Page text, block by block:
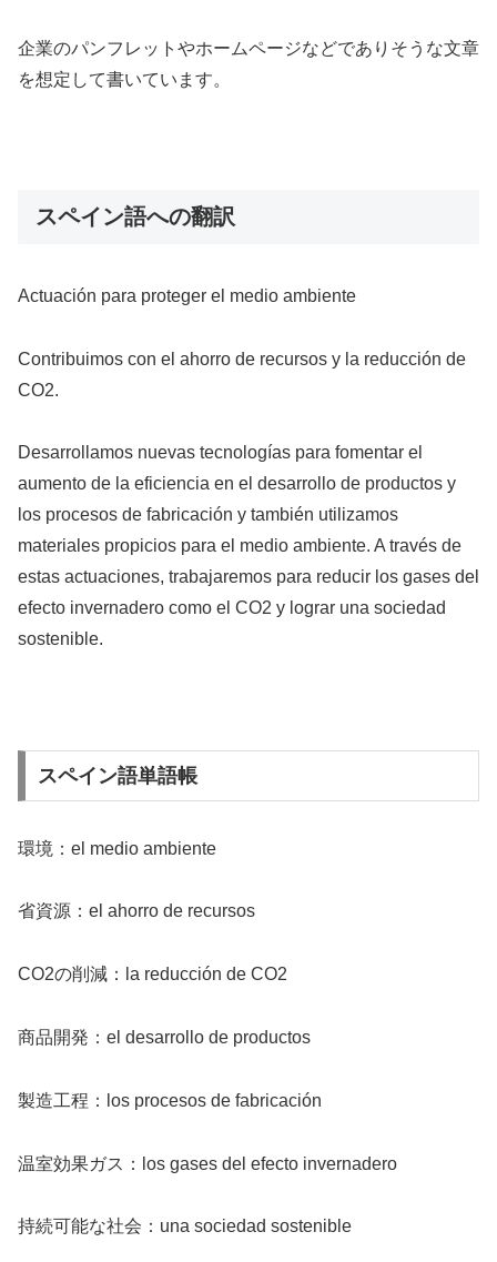
企業のパンフレットやホームページなどでありそうな文章
を想定して書いています。
スペイン語への翻訳
Actuación para proteger el medio ambiente
Contribuimos con el ahorro de recursos y la reducción de
CO2.
Desarrollamos nuevas tecnologías para fomentar el
aumento de la eficiencia en el desarrollo de productos y
los procesos de fabricación y también utilizamos
materiales propicios para el medio ambiente. A través de
estas actuaciones, trabajaremos para reducir los gases del
efecto invernadero como el CO2 y lograr una sociedad
sostenible.
スペイン語単語帳
環境：el medio ambiente
省資源：el ahorro de recursos
CO2の削減：la reducción de CO2
商品開発：el desarrollo de productos
製造工程：los procesos de fabricación
温室効果ガス：los gases del efecto invernadero
持続可能な社会：una sociedad sostenible